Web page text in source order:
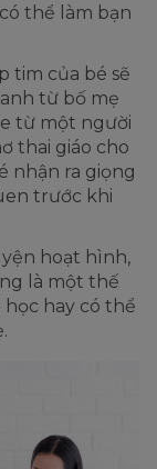
thể làm bạn
tim của bé sẽ
từ bố mẹ
từ một người
thai giáo cho
nhận ra giọng
trước khi
hoạt hình,
là một thế
học hay có thể